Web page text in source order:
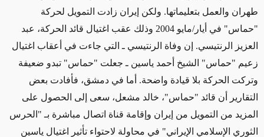
طهران والعمل بتعليماتها. ولكن إيران زادت التمويل لحركة
"حماس" في أيار/مايو 2004 وذلك عقب اغتيال قائد الحركة، عبد
العزيز الرنتيسي. إن وفاة الرنتيسي ـ التي جاءت في أعقاب اغتيال
زعيم "حماس" الشيخ أحمد ياسين ـ جعلت "حماس" تبدو ضعيفة
وتركت الحركة بلا قيادة واضحة. أما في دمشق، فأفادت بعض
التقارير
أن قائد "حماس"، خالد مشعل، سعى إلى الحصول على
المزيد من التمويل من إيران وإقامة قناة اتصال مباشرة بـ "الحرس
الثوري الإسلامي الإيراني" في محاولة لاحتواء تأثير اغتيال ياسين